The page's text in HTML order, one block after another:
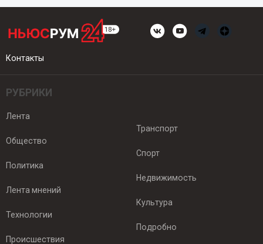
Контакты
РУБРИКИ
Лента
Общество
Политика
Лента мнений
Технологии
Происшествия
Транспорт
Спорт
Недвижимость
Культура
Подробно